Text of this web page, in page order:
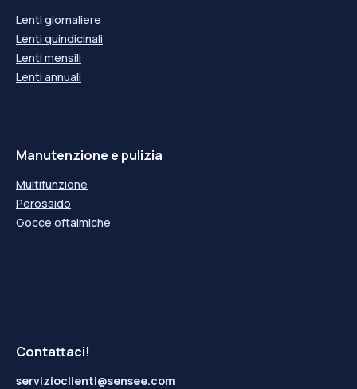
Lenti giornaliere
Lenti quindicinali
Lenti mensili
Lenti annuali
Manutenzione e pulizia
Multifunzione
Perossido
Gocce oftalmiche
Contattaci!
servizioclienti@sensee.com